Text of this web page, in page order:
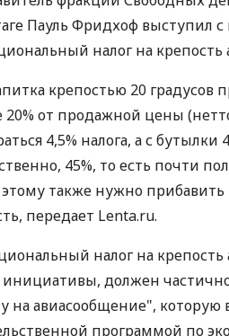
Пауль Фридхоф выступил
налог на крепость
крепостью 20 градусов
20% от продажной цены
4,5% налога, а с
45%, то есть почти
также нужно прибавить
передает Lenta.ru.
налог на
инициативы, должен
на авиасообщение", которую
программой по